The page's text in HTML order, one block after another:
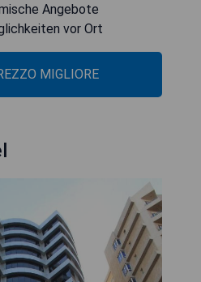
Angebote
vor Ort
MIGLIORE